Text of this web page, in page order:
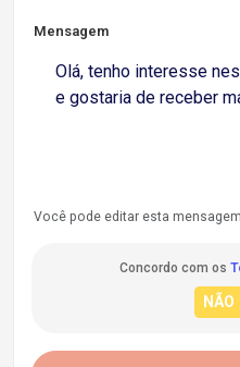
Mensagem
Você pode editar esta
Concordo com os